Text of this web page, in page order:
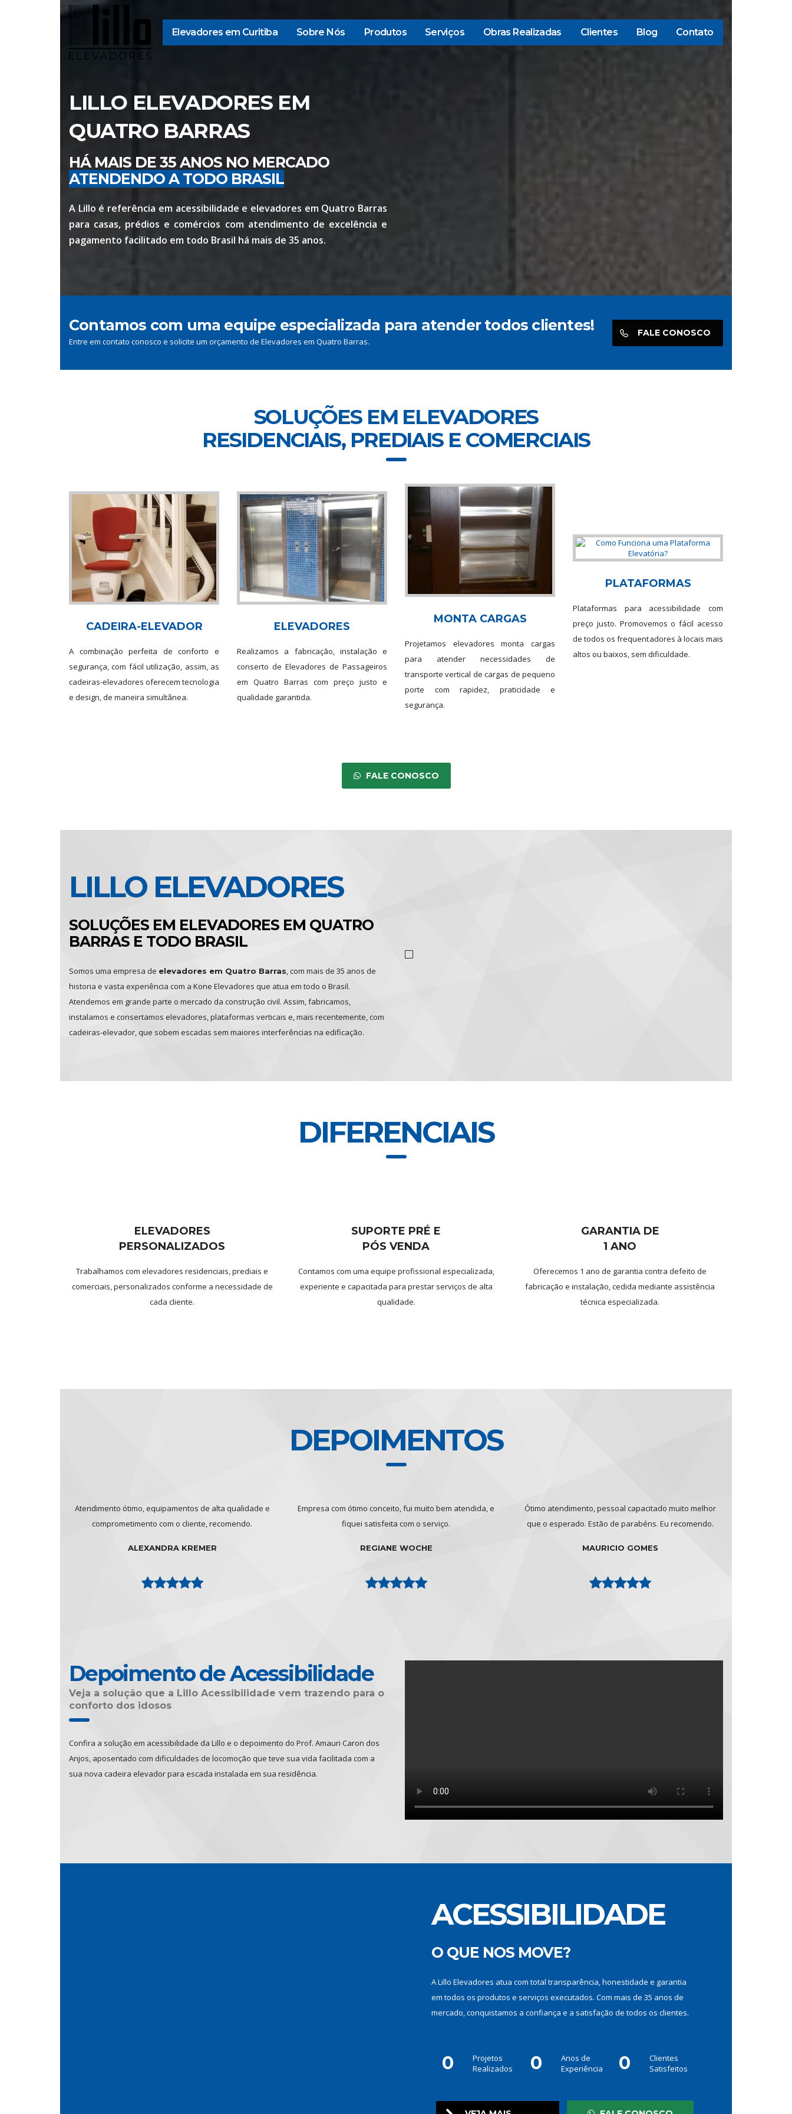
Elevadores em Curitiba Sobre Nós Produtos Serviços Obras Realizadas Clientes Blog Contato
LILLO ELEVADORES EM
QUATRO BARRAS
HÁ MAIS DE 35 ANOS NO MERCADO
ATENDENDO A TODO BRASIL
A Lillo é referência em acessibilidade e elevadores em Quatro Barras
para casas, prédios e comércios com atendimento de excelência e
pagamento facilitado em todo Brasil há mais de 35 anos.
Contamos com uma equipe especializada para atender todos clientes!
Entre em contato conosco e solicite um orçamento de Elevadores em Quatro Barras.
FALE CONOSCO
SOLUÇÕES EM ELEVADORES
RESIDENCIAIS, PREDIAIS E COMERCIAIS
CADEIRA-ELEVADOR
A combinação perfeita de conforto e
segurança, com fácil utilização, assim, as
cadeiras-elevadores oferecem tecnologia
e design, de maneira simultânea.
ELEVADORES
Realizamos a fabricação, instalação e
conserto de Elevadores de Passageiros
em Quatro Barras com preço justo e
qualidade garantida.
MONTA CARGAS
Projetamos elevadores monta cargas
para atender necessidades de
transporte vertical de cargas de pequeno
porte com rapidez, praticidade e
segurança.
PLATAFORMAS
Plataformas para acessibilidade com
preço justo. Promovemos o fácil acesso
de todos os frequentadores à locais mais
altos ou baixos, sem dificuldade.
FALE CONOSCO
LILLO ELEVADORES
SOLUÇÕES EM ELEVADORES EM QUATRO
BARRAS E TODO BRASIL
Somos uma empresa de elevadores em Quatro Barras, com mais de 35 anos de
historia e vasta experiência com a Kone Elevadores que atua em todo o Brasil.
Atendemos em grande parte o mercado da construção civil. Assim, fabricamos,
instalamos e consertamos elevadores, plataformas verticais e, mais recentemente, com
cadeiras-elevador, que sobem escadas sem maiores interferências na edificação.
DIFERENCIAIS
ELEVADORES
PERSONALIZADOS
Trabalhamos com elevadores residenciais, prediais e
comerciais, personalizados conforme a necessidade de
cada cliente.
SUPORTE PRÉ E
PÓS VENDA
Contamos com uma equipe profissional especializada,
experiente e capacitada para prestar serviços de alta
qualidade.
GARANTIA DE
1 ANO
Oferecemos 1 ano de garantia contra defeito de
fabricação e instalação, cedida mediante assistência
técnica especializada.
DEPOIMENTOS
Atendimento ótimo, equipamentos de alta qualidade e
comprometimento com o cliente, recomendo.
ALEXANDRA KREMER
Empresa com ótimo conceito, fui muito bem atendida, e
fiquei satisfeita com o serviço.
REGIANE WOCHE
Ótimo atendimento, pessoal capacitado muito melhor
que o esperado. Estão de parabéns. Eu recomendo.
MAURICIO GOMES
Depoimento de Acessibilidade
Veja a solução que a Lillo Acessibilidade vem trazendo para o
conforto dos idosos
Confira a solução em acessibilidade da Lillo e o depoimento do Prof. Amauri Caron dos
Anjos, aposentado com dificuldades de locomoção que teve sua vida facilitada com a
sua nova cadeira elevador para escada instalada em sua residência.
ACESSIBILIDADE
O QUE NOS MOVE?
A Lillo Elevadores atua com total transparência, honestidade e garantia
em todos os produtos e serviços executados. Com mais de 35 anos de
mercado, conquistamos a confiança e a satisfação de todos os clientes.
0
Projetos
Realizados
0
Anos de
Experiência
0
Clientes
Satisfeitos